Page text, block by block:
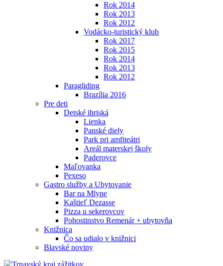
Rok 2014
Rok 2013
Rok 2012
Vodácko-turistický klub
Rok 2017
Rok 2015
Rok 2014
Rok 2013
Rok 2012
Paragliding
Brazília 2016
Pre deti
Detské ihriská
Lienka
Panské diely
Park pri amfiteátri
Areál materskej školy
Paderovce
Maľovanka
Pexeso
Gastro služby a Ubytovanie
Bar na Mlyne
Kaštieľ Dezasse
Pizza u sekerovcov
Pohostinstvo Remenár + ubytovňa
Knižnica
Čo sa udialo v knižnici
Blavské noviny